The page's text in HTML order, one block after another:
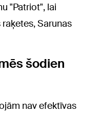
"Patriot", lai
Sarunas
šodien
nav efektīvas